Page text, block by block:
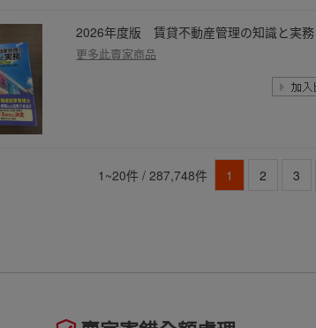
2026年度版 賃貸不動産管理の知識と実
更多此賣家商品
1~20件 / 287,748件 1 2 3